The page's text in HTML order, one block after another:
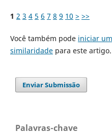
1 2 3 4 5 6 7 8 9 10 > >>
Você também pode iniciar
similaridadepara este artigo.
Enviar Submissão
Palavras-chave